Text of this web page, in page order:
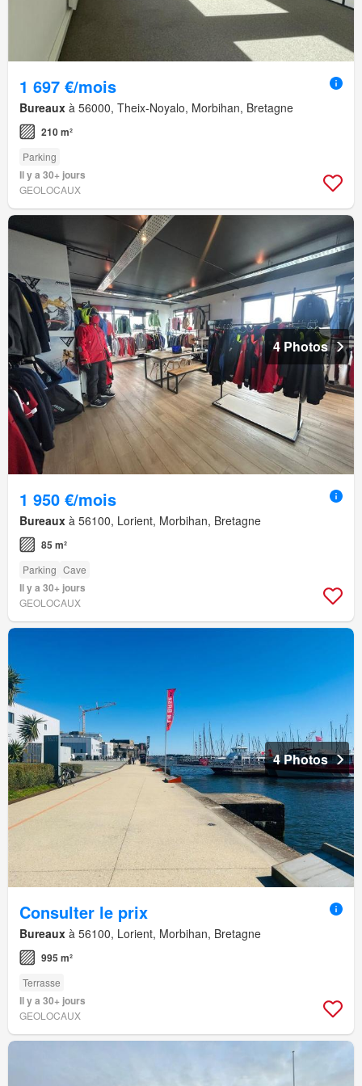
1 697 €/mois
Bureaux à 56000, Theix-Noyalo, Morbihan, Bretagne
210 m²
Parking
Il y a 30+ jours
GEOLOCAUX
4 Photos
1 950 €/mois
Bureaux à 56100, Lorient, Morbihan, Bretagne
85 m²
Parking Cave
Il y a 30+ jours
GEOLOCAUX
4 Photos
Consulter le prix
Bureaux à 56100, Lorient, Morbihan, Bretagne
995 m²
Terrasse
Il y a 30+ jours
GEOLOCAUX